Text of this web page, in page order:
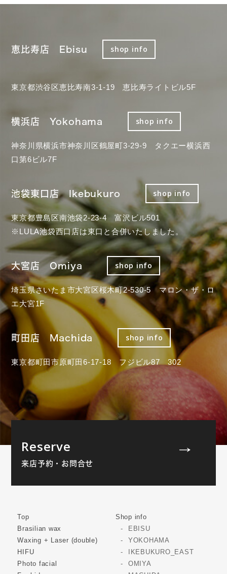
恵比寿店 Ebisu shop info
東京都渋谷区恵比寿南3-1-19 恵比寿ライトビル5F
横浜店 Yokohama shop info
神奈川県横浜市神奈川区鶴屋町3-29-9 タクエー横浜西
口第6ビル7F
池袋東口店 Ikebukuro shop info
東京都豊島区南池袋2-23-4 富沢ビル501
※LULA池袋西口店は東口と合併いたしました。
大宮店 Omiya shop info
埼玉県さいたま市大宮区桜木町2-530-5 マロン・ザ・ロ
エ大宮1F
町田店 Machida shop info
東京都町田市原町田6-17-18 フジビル87 302
Reserve
来店予約・お問合せ
Top
Brasilian wax
Waxing + Laser (double)
HIFU
Photo facial
Shop info
EBISU
YOKOHAMA
IKEBUKURO_EAST
OMIYA